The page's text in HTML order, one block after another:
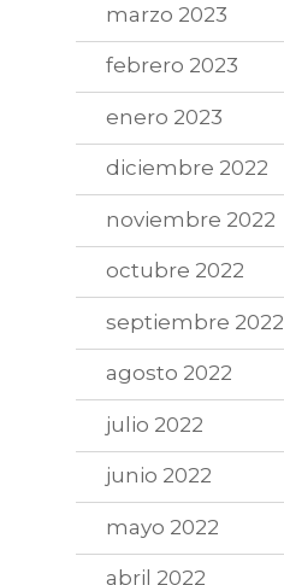
marzo 2023
febrero 2023
enero 2023
diciembre 2022
noviembre 2022
octubre 2022
septiembre 2022
agosto 2022
julio 2022
junio 2022
mayo 2022
abril 2022